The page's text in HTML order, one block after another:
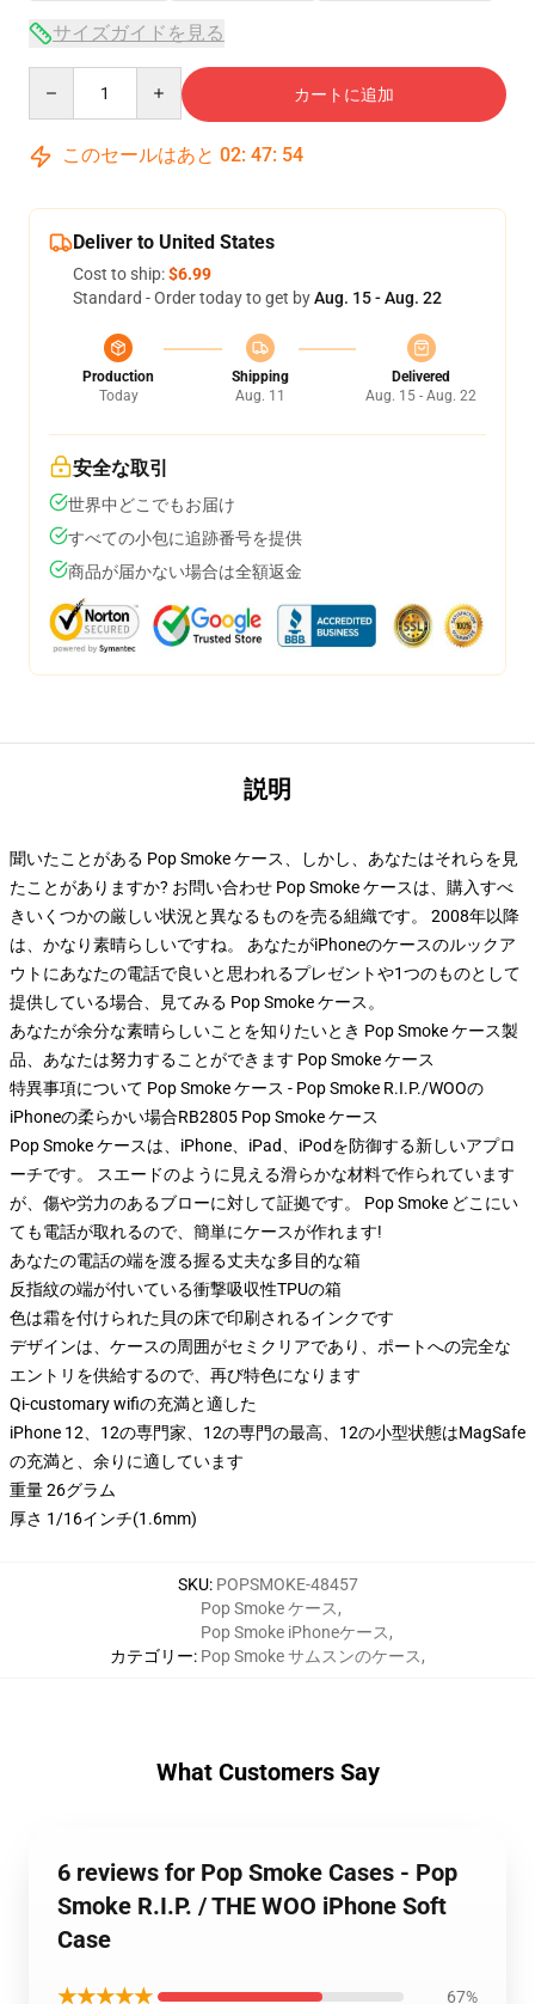
サイズガイドを見る
カートに追加
このセールはあと 02: 47: 53
Deliver to United States
Cost to ship:$6.99
Standard - Order today to get byAug. 15 - Aug. 22
Production
Today
Shipping
Aug. 11
Delivered
Aug. 15 - Aug. 22
安全な取引
世界中どこでもお届け
すべての小包に追跡番号を提供
商品が届かない場合は全額返金
説明
聞いたことがある Pop Smoke ケース、しかし、あなたはそれらを見
たことがありますか? お問い合わせ Pop Smoke ケースは、購入すべ
きいくつかの厳しい状況と異なるものを売る組織です。 2008年以降
は、かなり素晴らしいですね。 あなたがiPhoneのケースのルックア
ウトにあなたの電話で良いと思われるプレゼントや1つのものとして
提供している場合、見てみる Pop Smoke ケース。
あなたが余分な素晴らしいことを知りたいとき Pop Smoke ケース製
品、あなたは努力することができます Pop Smoke ケース
特異事項について Pop Smoke ケース - Pop Smoke R.I.P./WOOの
iPhoneの柔らかい場合RB2805 Pop Smoke ケース
Pop Smoke ケースは、iPhone、iPad、iPodを防御する新しいアプロ
ーチです。 スエードのように見える滑らかな材料で作られています
が、傷や労力のあるブローに対して証拠です。 Pop Smoke どこにい
ても電話が取れるので、簡単にケースが作れます!
あなたの電話の端を渡る握る丈夫な多目的な箱
反指紋の端が付いている衝撃吸収性TPUの箱
色は霜を付けられた貝の床で印刷されるインクです
デザインは、ケースの周囲がセミクリアであり、ポートへの完全な
エントリを供給するので、再び特色になります
Qi-customary wifiの充満と適した
iPhone 12、12の専門家、12の専門の最高、12の小型状態はMagSafe
の充満と、余りに適しています
重量 26グラム
厚さ 1/16インチ(1.6mm)
SKU: POPSMOKE-48457
カテゴリー:
Pop Smoke ケース,
Pop Smoke iPhoneケース,
Pop Smoke サムスンのケース,
What Customers Say
6 reviews for Pop Smoke Cases - Pop
Smoke R.I.P. / THE WOO iPhone Soft
Case
★★★★★ 67%